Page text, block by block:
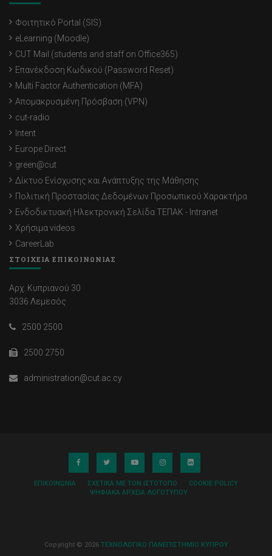
Φοιτητικό Portal (SIS)
eLearning (Moodle)
CUT Mail (students and staff on Office365)
Επανέκδοση Κωδικού (Password Reset)
Multi Factor Authentication (MFA)
Απομακρυσμένη Πρόσβαση (VPN)
cut-radio
Intent
Europe Direct
green@cut
Δίκτυο Ενίσχυσης και Ανάπτυξης της Μάθησης
Πολιτική Προστασίας Δεδομένων Προσωπικού Χαρακτήρα
Ενδοδικτυακή Ηλεκτρονική Σελίδα ΤΕΠΑΚ - Intranet
Χρήσιμα videos
CareerLab
ΣΤΟΙΧΕΙΑ ΕΠΙΚΟΙΝΩΝΙΑΣ
Αρχ. Κυπριανού 30
3036 Λεμεσός
2500 2500
2500 2750
administration@cut.ac.cy
ΕΠΙΚΟΙΝΩΝΊΑ ΣΧΕΤΙΚΆ ΜΕ ΤΟΝ ΙΣΤΌΤΟΠΟ
COOKIE POLICY
ΨΗΦΙΑΚΆ ΑΡΧΕΊΑ ΛΟΓΌΤΥΠΟΥ
Copyright © 2026 ΤΕΧΝΟΛΟΓΙΚΟ ΠΑΝΕΠΙΣΤΗΜΙΟ ΚΥΠΡΟΥ